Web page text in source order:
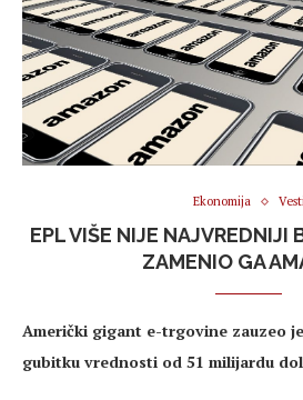
Ekonomija
EPL VIŠE NIJE NAJVREDNIJI
ZAMENIO GA
Američki gigant e-trgovine zauzeo
gubitku vrednosti od 51 milijardu